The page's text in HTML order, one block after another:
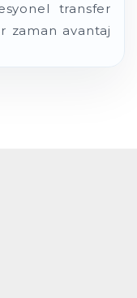
transfer
zaman avantaj